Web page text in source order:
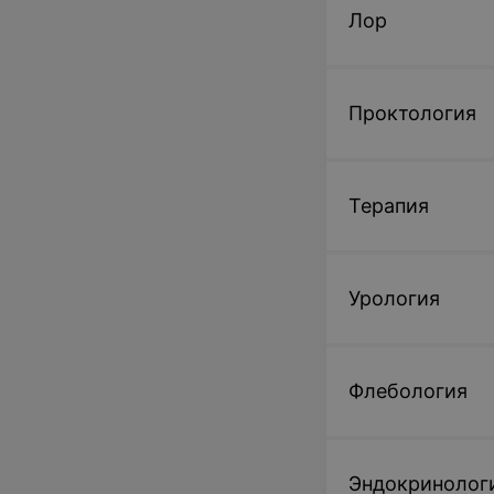
Лор
Проктология
Терапия
Урология
Флебология